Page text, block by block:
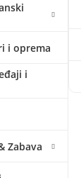
i oprema
i
Zabava